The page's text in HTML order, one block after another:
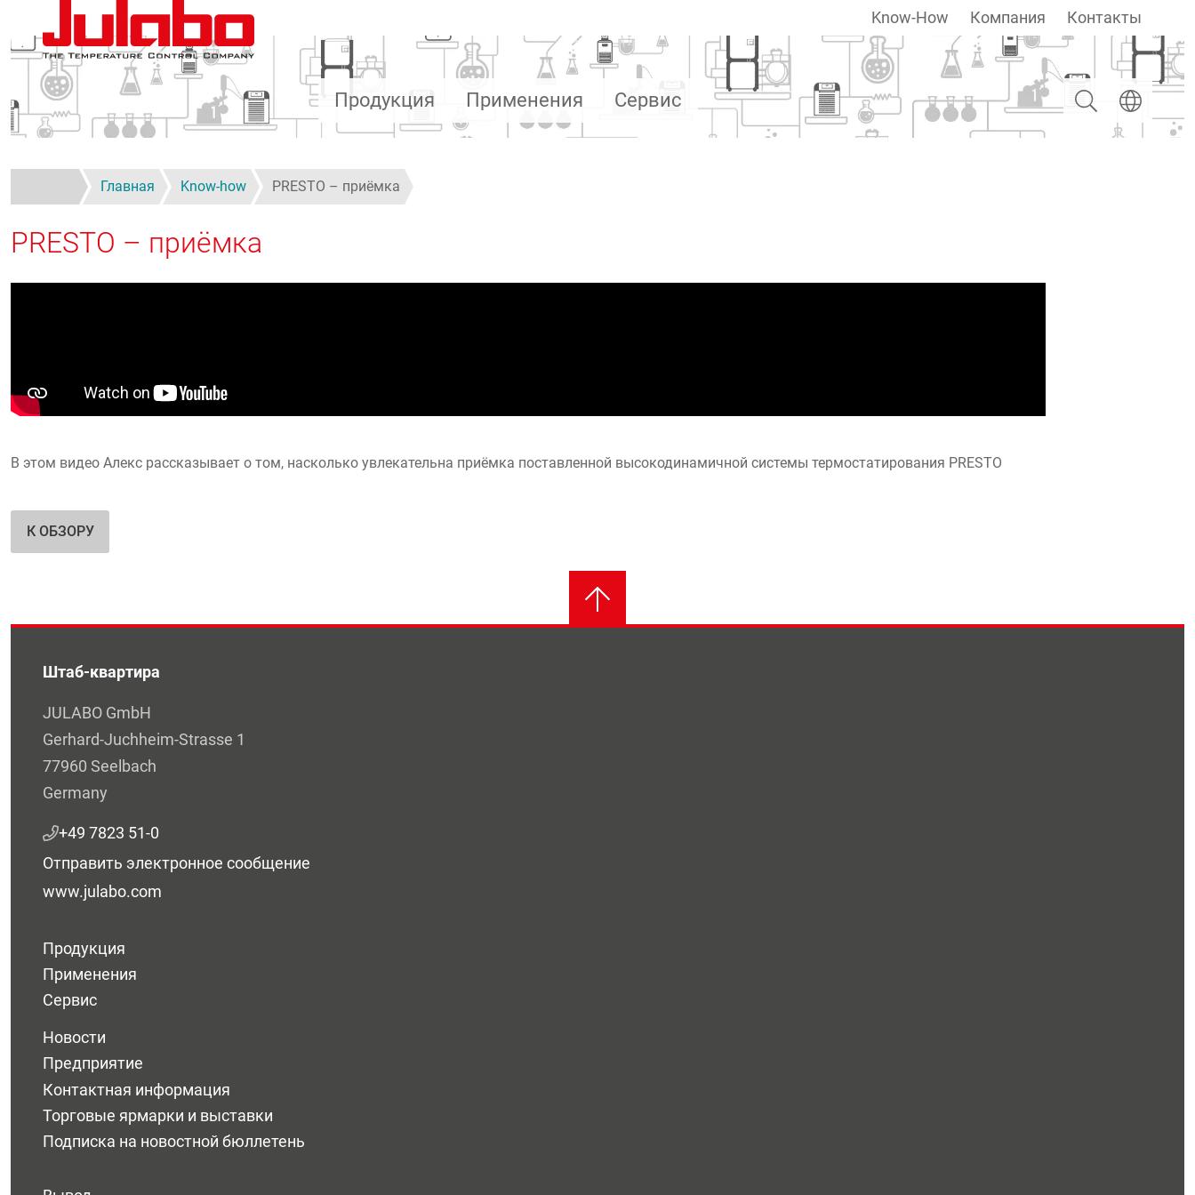
Перейти к основному содержанию
Продукция Применения Сервис
Know-How Компания Контакты
Поиск Выберите
Главная Know-how PRESTO – приёмка
PRESTO – приёмка
В этом видео Алекс рассказывает о том, насколько увлекательна приёмка поставленной высокодинамичной системы термостатирования PRESTO
К ОБЗОРУ
Штаб-квартира
JULABO GmbH
Gerhard-Juchheim-Strasse 1
77960 Seelbach
Germany
+49 7823 51-0
Отправить электронное сообщение
www.julabo.com
Продукция
Применения
Сервис
Новости
Предприятие
Контактная информация
Торговые ярмарки и выставки
Подписка на новостной бюллетень